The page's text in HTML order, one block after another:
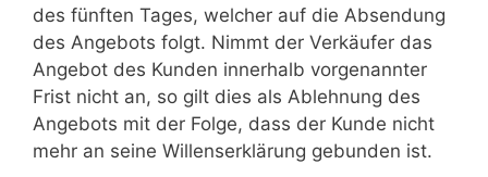
des fünften Tages, welcher auf die Absendung
des Angebots folgt. Nimmt der Verkäufer das
Angebot des Kunden innerhalb vorgenannter
Frist nicht an, so gilt dies als Ablehnung des
Angebots mit der Folge, dass der Kunde nicht
mehr an seine Willenserklärung gebunden ist.